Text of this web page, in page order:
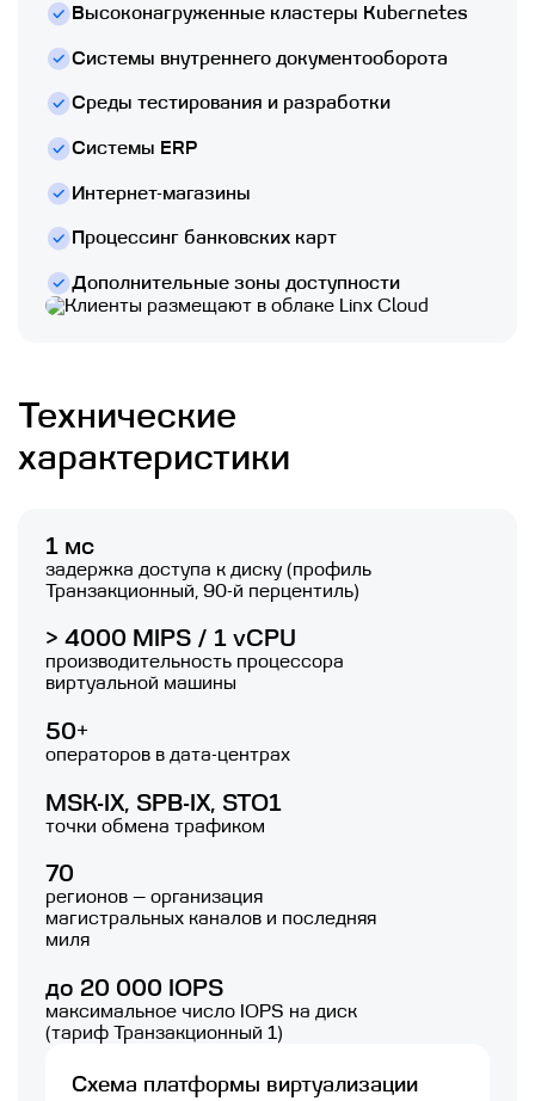
Высоконагруженные кластеры Kubernetes
Системы внутреннего документооборота
Среды тестирования и разработки
Системы ERP
Интернет-магазины
Процессинг банковских карт
Дополнительные зоны доступности
Технические
характеристики
1 мс
задержка доступа к диску (профиль
Транзакционный, 90-й перцентиль)
> 4000 MIPS / 1 vCPU
производительность процессора
виртуальной машины
50+
операторов в дата-центрах
MSK-IX, SPB-IX, STO1
точки обмена трафиком
70
регионов — организация
магистральных каналов и последняя
миля
до 20 000 IOPS
максимальное число IOPS на диск
(тариф Транзакционный 1)
Схема платформы виртуализации